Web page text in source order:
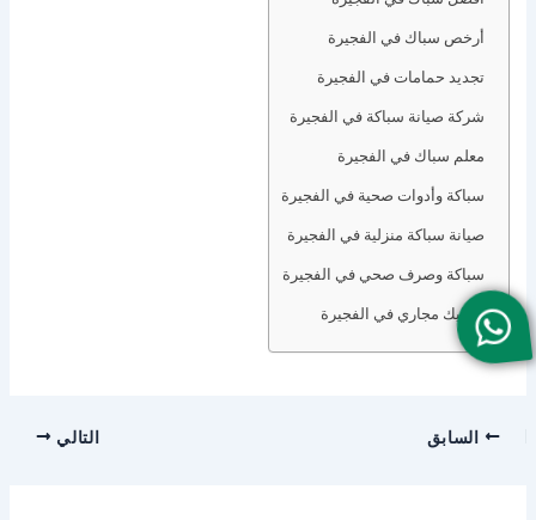
أرخص سباك في الفجيرة
تجديد حمامات في الفجيرة
شركة صيانة سباكة في الفجيرة
معلم سباك في الفجيرة
سباكة وأدوات صحية في الفجيرة
صيانة سباكة منزلية في الفجيرة
سباكة وصرف صحي في الفجيرة
تسليك مجاري في الفجيرة
السابق التالي